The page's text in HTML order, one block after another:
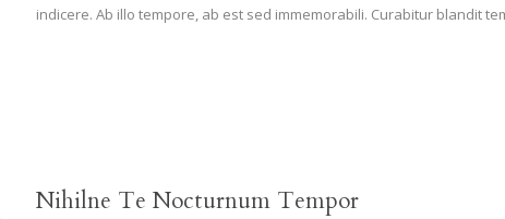
indicere. Ab illo tempore, ab est sed immemorabili. Curabitur blandit
Nihilne Te Nocturnum Tempor